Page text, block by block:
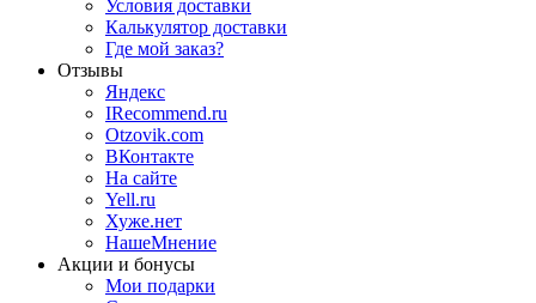
Условия доставки
Калькулятор доставки
Где мой заказ?
Отзывы
Яндекс
IRecommend.ru
Otzovik.com
ВКонтакте
На сайте
Yell.ru
Хуже.нет
НашеМнение
Акции и бонусы
Мои подарки